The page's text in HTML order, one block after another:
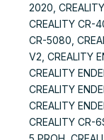
2020,
CREALITY CR-
CR-5080,
V2, CREALITY
CREALITY
CREALITY
CREALITY
CREALITY CR-